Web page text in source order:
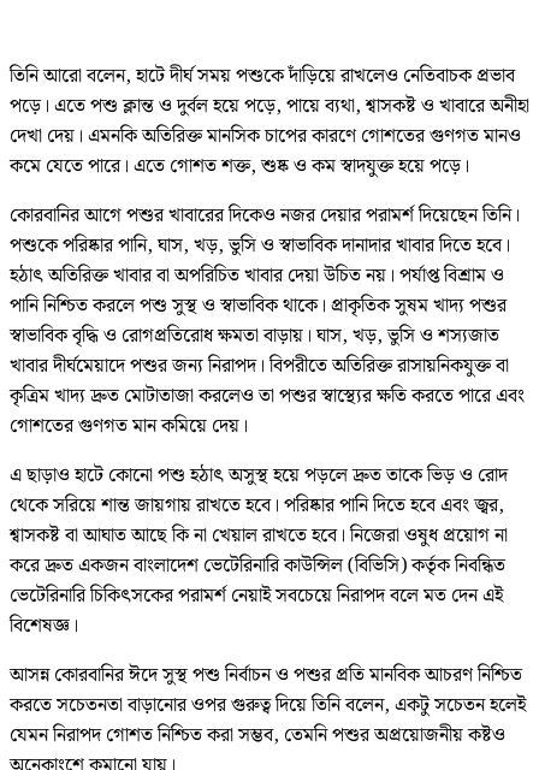
তিনি আরো বলেন, হাটে দীর্ঘ সময় পশুকে দাঁড়িয়ে রাখলেও নেতিবাচক প্রভাব
পড়ে। এতে পশু ক্লান্ত ও দুর্বল হয়ে পড়ে, পায়ে ব্যথা, শ্বাসকষ্ট ও খাবারে অনীহা
দেখা দেয়। এমনকি অতিরিক্ত মানসিক চাপের কারণে গোশতের গুণগত মানও
কমে যেতে পারে। এতে গোশত শক্ত, শুষ্ক ও কম স্বাদযুক্ত হয়ে পড়ে।
কোরবানির আগে পশুর খাবারের দিকেও নজর দেয়ার পরামর্শ দিয়েছেন তিনি।
পশুকে পরিষ্কার পানি, ঘাস, খড়, ভুসি ও স্বাভাবিক দানাদার খাবার দিতে হবে।
হঠাৎ অতিরিক্ত খাবার বা অপরিচিত খাবার দেয়া উচিত নয়। পর্যাপ্ত বিশ্রাম ও
পানি নিশ্চিত করলে পশু সুস্থ ও স্বাভাবিক থাকে। প্রাকৃতিক সুষম খাদ্য পশুর
স্বাভাবিক বৃদ্ধি ও রোগপ্রতিরোধ ক্ষমতা বাড়ায়। ঘাস, খড়, ভুসি ও শস্যজাত
খাবার দীর্ঘমেয়াদে পশুর জন্য নিরাপদ। বিপরীতে অতিরিক্ত রাসায়নিকযুক্ত বা
কৃত্রিম খাদ্য দ্রুত মোটাতাজা করলেও তা পশুর স্বাস্থ্যের ক্ষতি করতে পারে এবং
গোশতের গুণগত মান কমিয়ে দেয়।
এ ছাড়াও হাটে কোনো পশু হঠাৎ অসুস্থ হয়ে পড়লে দ্রুত তাকে ভিড় ও রোদ
থেকে সরিয়ে শান্ত জায়গায় রাখতে হবে। পরিষ্কার পানি দিতে হবে এবং জ্বর,
শ্বাসকষ্ট বা আঘাত আছে কি না খেয়াল রাখতে হবে। নিজেরা ওষুধ প্রয়োগ না
করে দ্রুত একজন বাংলাদেশ ভেটেরিনারি কাউন্সিল (বিভিসি) কর্তৃক নিবন্ধিত
ভেটেরিনারি চিকিৎসকের পরামর্শ নেয়াই সবচেয়ে নিরাপদ বলে মত দেন এই
বিশেষজ্ঞ।
আসন্ন কোরবানির ঈদে সুস্থ পশু নির্বাচন ও পশুর প্রতি মানবিক আচরণ নিশ্চিত
করতে সচেতনতা বাড়ানোর ওপর গুরুত্ব দিয়ে তিনি বলেন, একটু সচেতন হলেই
যেমন নিরাপদ গোশত নিশ্চিত করা সম্ভব, তেমনি পশুর অপ্রয়োজনীয় কষ্টও